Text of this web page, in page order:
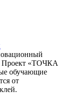
Проект «ТОЧКА
обучающие
от